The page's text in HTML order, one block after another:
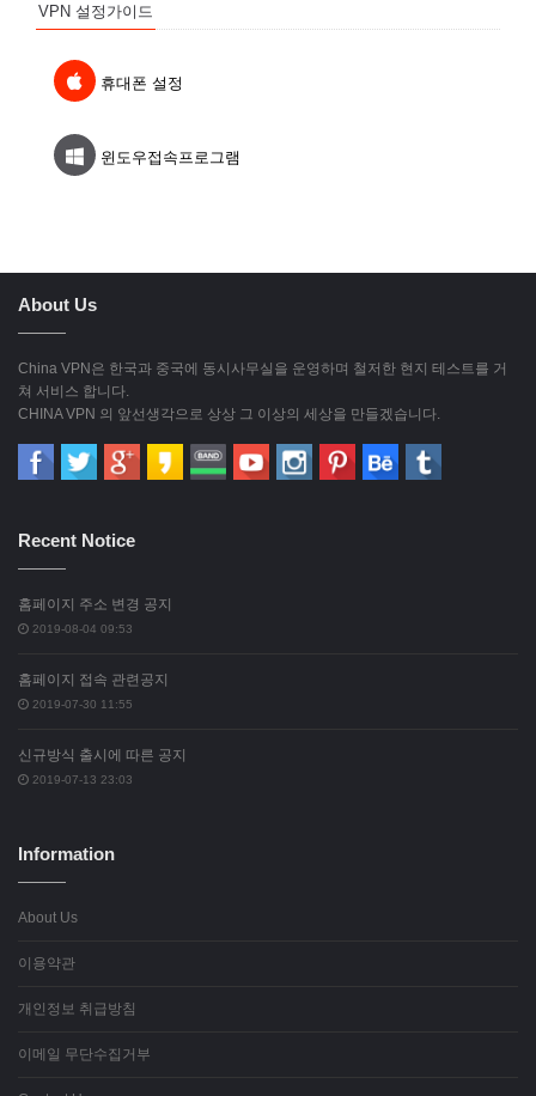
VPN 설정가이드
휴대폰 설정
윈도우접속프로그램
About Us
China VPN은 한국과 중국에 동시사무실을 운영하며 철저한 현지 테스트를 거
쳐 서비스 합니다.
CHINA VPN 의 앞선생각으로 상상 그 이상의 세상을 만들겠습니다.
Recent Notice
홈페이지 주소 변경 공지
2019-08-04 09:53
홈페이지 접속 관련공지
2019-07-30 11:55
신규방식 출시에 따른 공지
2019-07-13 23:03
Information
About Us
이용약관
개인정보 취급방침
이메일 무단수집거부